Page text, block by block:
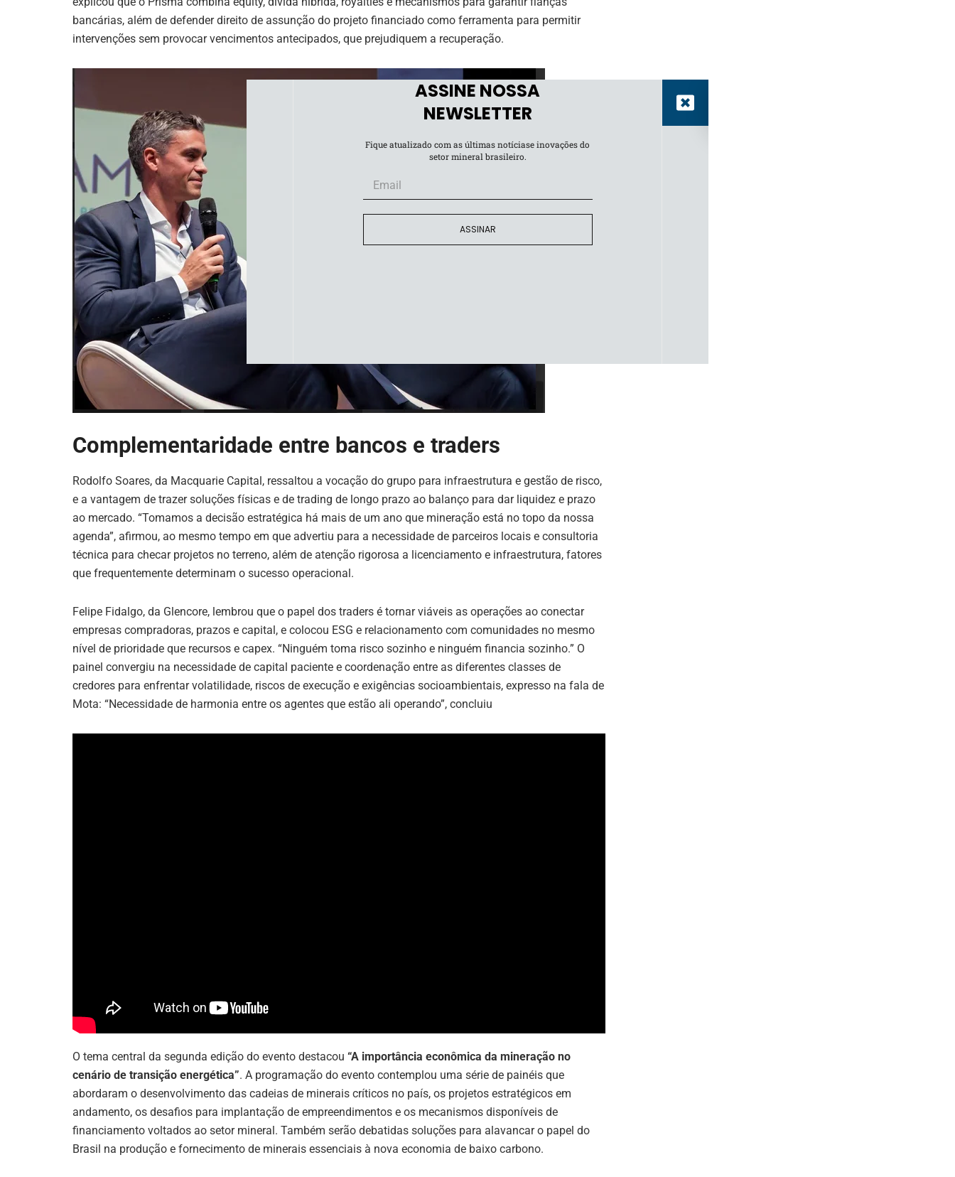
bancárias, além de defender direito de assunção do projeto financiado como ferramenta para permitir
intervenções sem provocar vencimentos antecipados, que prejudiquem a recuperação.
Complementaridade entre bancos e traders
Rodolfo Soares, da Macquarie Capital, ressaltou a vocação do grupo para infraestrutura e gestão de risco,
e a vantagem de trazer soluções físicas e de trading de longo prazo ao balanço para dar liquidez e prazo
ao mercado. “Tomamos a decisão estratégica há mais de um ano que mineração está no topo da nossa
agenda”, afirmou, ao mesmo tempo em que advertiu para a necessidade de parceiros locais e consultoria
técnica para checar projetos no terreno, além de atenção rigorosa a licenciamento e infraestrutura, fatores
que frequentemente determinam o sucesso operacional.
Felipe Fidalgo, da Glencore, lembrou que o papel dos traders é tornar viáveis as operações ao conectar
empresas compradoras, prazos e capital, e colocou ESG e relacionamento com comunidades no mesmo
nível de prioridade que recursos e capex. “Ninguém toma risco sozinho e ninguém financia sozinho.” O
painel convergiu na necessidade de capital paciente e coordenação entre as diferentes classes de
credores para enfrentar volatilidade, riscos de execução e exigências socioambientais, expresso na fala de
Mota: “Necessidade de harmonia entre os agentes que estão ali operando”, concluiu
O tema central da segunda edição do evento destacou “A importância econômica da mineração no
cenário de transição energética”. A programação do evento contemplou uma série de painéis que
abordaram o desenvolvimento das cadeias de minerais críticos no país, os projetos estratégicos em
andamento, os desafios para implantação de empreendimentos e os mecanismos disponíveis de
financiamento voltados ao setor mineral. Também serão debatidas soluções para alavancar o papel do
Brasil na produção e fornecimento de minerais essenciais à nova economia de baixo carbono.
ASSINE NOSSA
NEWSLETTER
Fique atualizado com as últimas notíciase inovações do
setor mineral brasileiro.
ASSINAR